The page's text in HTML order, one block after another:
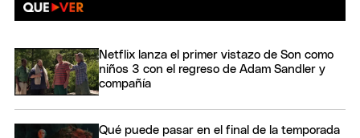
Netflix lanza el primer vistazo de Son como
niños 3 con el regreso de Adam Sandler y
compañía
Qué puede pasar en el final de la temporada